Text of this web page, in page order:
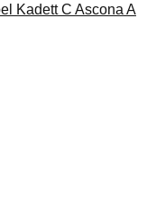
Kadett C Ascona A